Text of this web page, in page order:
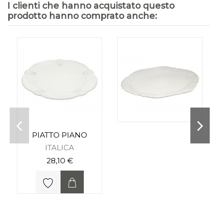
I clienti che hanno acquistato questo
prodotto hanno comprato anche:
PIATTO PIANO
ITALICA
28,10 €